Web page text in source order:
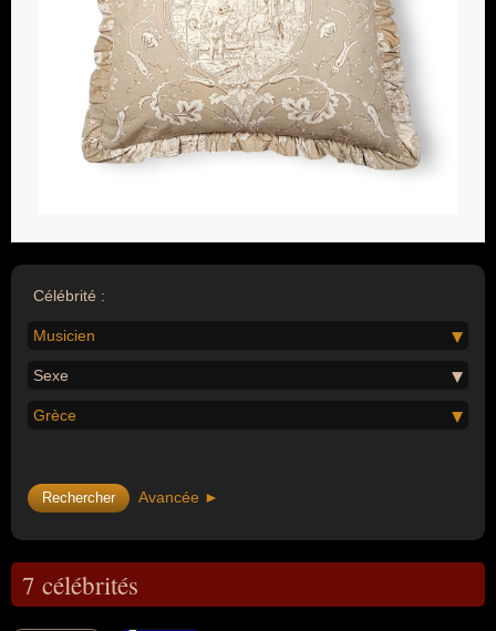
Célébrité :
Musicien
Sexe
Grèce
Avancée ►
7 célébrités